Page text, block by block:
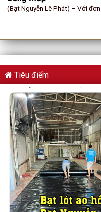
(Bạt Nguyễn Lê Phát) – Với
Tiêu điểm